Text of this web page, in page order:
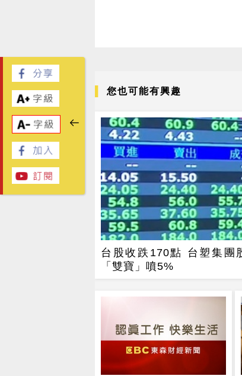
您也可能有興趣
台股收跌170點 台塑集團
「雙寶」噴5%